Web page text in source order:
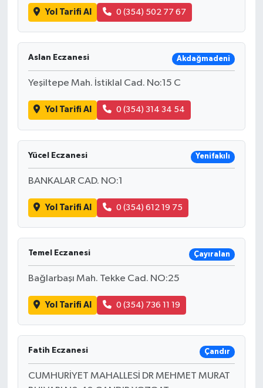
Yol Tarifi Al 0 (354) 502 77 67
Aslan Eczanesi Akdağmadeni
Yeşiltepe Mah. İstiklal Cad. No:15 C
Yol Tarifi Al 0 (354) 314 34 54
Yücel Eczanesi Yenifakılı
BANKALAR CAD. NO:1
Yol Tarifi Al 0 (354) 612 19 75
Temel Eczanesi Çayıralan
Bağlarbaşı Mah. Tekke Cad. NO:25
Yol Tarifi Al 0 (354) 736 11 19
Fatih Eczanesi Çandır
CUMHURİYET MAHALLESİ DR MEHMET MURAT